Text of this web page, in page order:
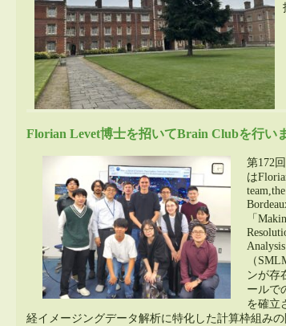
Florian Levet博士を招いてBrain Clubを行い
第172
は
「
（
ンが存
ールで
を確立
経イメージングデータ解析に特化した計算枠組み